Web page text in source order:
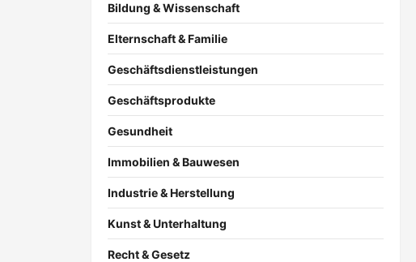
Bildung & Wissenschaft
Elternschaft & Familie
Geschäftsdienstleistungen
Geschäftsprodukte
Gesundheit
Immobilien & Bauwesen
Industrie & Herstellung
Kunst & Unterhaltung
Recht & Gesetz